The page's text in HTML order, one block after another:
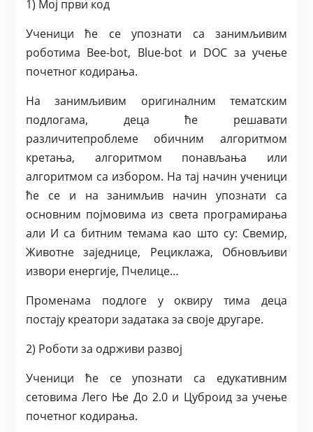
1) Мој први код
Ученици ће се упознати са занимљивим
роботима Bee-bot, Blue-bot и DOC за учење
почетног кодирања.
На занимљивим оригиналним тематским
подлогама, деца ће решавати
различитепроблеме обичним алгоритмом
кретања, алгоритмом понављања или
алгоритмом са избором. На тај начин ученици
ће се и на занимљив начин упознати са
основним појмовима из света програмирања
али И са битним темама као што су: Свемир,
Животне заједнице, Рециклажа, Обновљиви
извори енергије, Пчелице…
Променама подлоге у оквиру тима деца
постају креатори задатака за своје другаре.
2) Роботи за одрживи развој
Ученици ће се упознати са едукативним
сетовима Лего Ње До 2.0 и Цуброид за учење
почетног кодирања.